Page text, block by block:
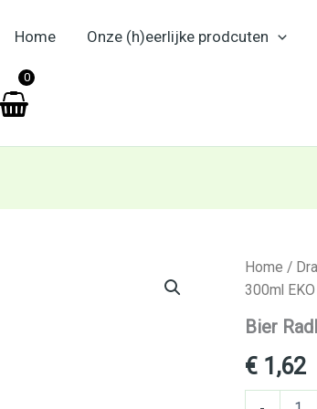
Home Onze (h)eerlijke prodcuten
0
Home /
300ml
Bier
€1,62
Bier
Radler
Budels
300ml
EKO
Nederland
aantal